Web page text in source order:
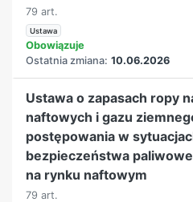
79 art.
Ustawa
Obowiązuje
Ostatnia zmiana: 10.06.2026
Ustawa o zapasach ropy
naftowych i gazu
postępowania w
bezpieczeństwa
na rynku naftowym
79 art.